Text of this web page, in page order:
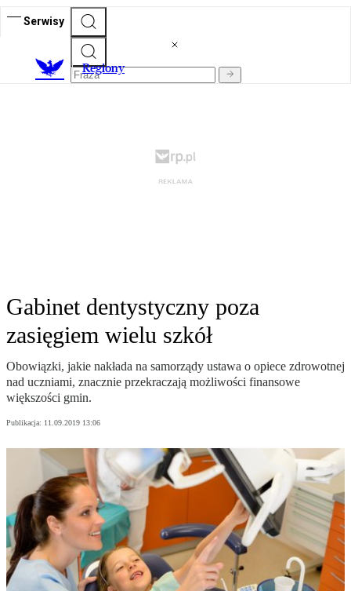
Serwisy
Regiony
Gabinet dentystyczny poza
zasięgiem wielu szkół
Obowiązki, jakie nakłada na samorządy ustawa o opiece zdrowotnej
nad uczniami, znacznie przekraczają możliwości finansowe
większości gmin.
Publikacja: 11.09.2019 13:06